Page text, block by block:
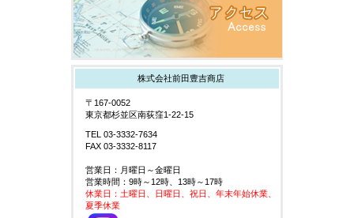
株式会社前田豊吉商店
〒167-0052
東京都杉並区南荻窪1-22-15
TEL 03-3332-7634
FAX 03-3332-8117
営業日：月曜日～金曜日
営業時間：9時～12時、13時～17時
休業日：土曜日、日曜日、祝日、年末年始休業、
夏季休業